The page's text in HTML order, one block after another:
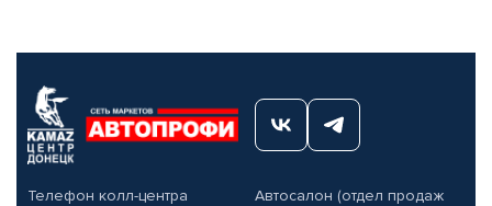
Телефон колл-центра
Автосалон (отдел продаж